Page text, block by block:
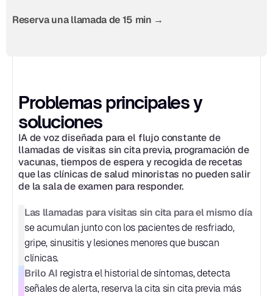
Reserva una llamada de 15 min →
Problemas principales y
soluciones
IA de voz diseñada para el flujo constante de
llamadas de visitas sin cita previa, programación de
vacunas, tiempos de espera y recogida de recetas
que las clínicas de salud minoristas no pueden salir
de la sala de examen para responder.
Las llamadas para visitas sin cita para el mismo día
se acumulan junto con los pacientes de resfriado,
gripe, sinusitis y lesiones menores que buscan
clínicas.
Brilo AI registra el historial de síntomas, detecta
señales de alerta, reserva la cita sin cita previa más